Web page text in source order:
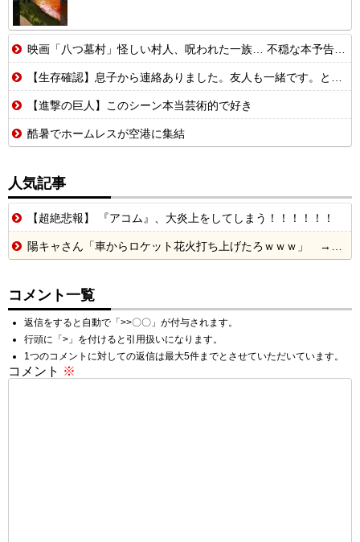
映画「八つ墓村」怪しい村人、呪われた一族… 不穏な本予告公開 主題歌はB’zの松本孝弘率いるTMG
【生存確認】息子から連絡ありました。友人も一緒です。とりあえず無事で元気...
【進撃の巨人】このシーン本当芸術的で好き
酷暑でホームレスが空港に集結
人気記事
【超絶悲報】 『アコム』、大炎上をしてしまう！！！！！！
陽キャさん「車からロケット花火打ち上げたろｗｗｗ」 → サンルーフが閉まっていて無事車内に発射
コメント一覧
返信をすると自動で「>>〇〇」が付与されます。
行頭に「>」を付けると引用扱いになります。
1つのコメントに対しての返信は最大5件までとさせていただいています。
コメント ※